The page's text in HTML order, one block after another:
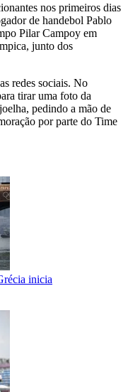
nos primeiros dias
de handebol Pablo
Pilar Campoy em
junto dos
redes sociais. No
tirar uma foto da
pedindo a mão de
por parte do Time
inicia